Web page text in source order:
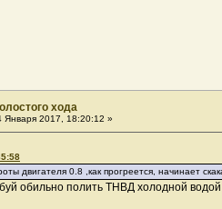
хода
Января 2017, 18:20:12 »
двигателя 0.8 ,как прогреется, начинает
обильно полить ТНВД холодной